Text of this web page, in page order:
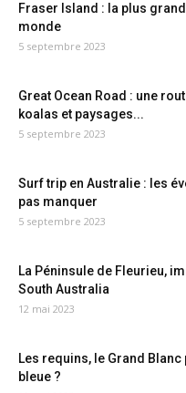
Fraser Island : la plus
monde
5 septembre 2023
Great Ocean Road : une
koalas et paysages...
5 septembre 2023
Surf trip en Australie : les
pas manquer
5 septembre 2023
La Péninsule de Fleurieu,
South Australia
12 mai 2023
Les requins, le Grand Blanc
bleue ?